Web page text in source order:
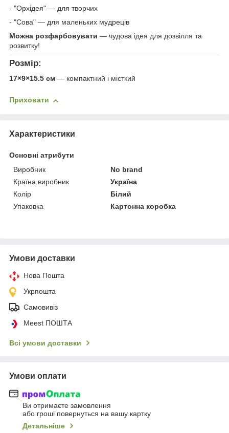
- "Орхідея" — для творчих
- "Сова" — для маленьких мудреців
Можна розфарбовувати — чудова ідея для дозвілля та
розвитку!
Розмір:
17×9×15.5 см — компактний і місткий
Приховати
Характеристики
Основні атрибути
Виробник
No brand
Країна виробник
Україна
Колір
Білий
Упаковка
Картонна коробка
Умови доставки
Нова Пошта
Укрпошта
Самовивіз
Meest ПОШТА
Всі умови доставки
Умови оплати
Ви отримаєте замовлення
або гроші повернуться на вашу картку
Детальніше